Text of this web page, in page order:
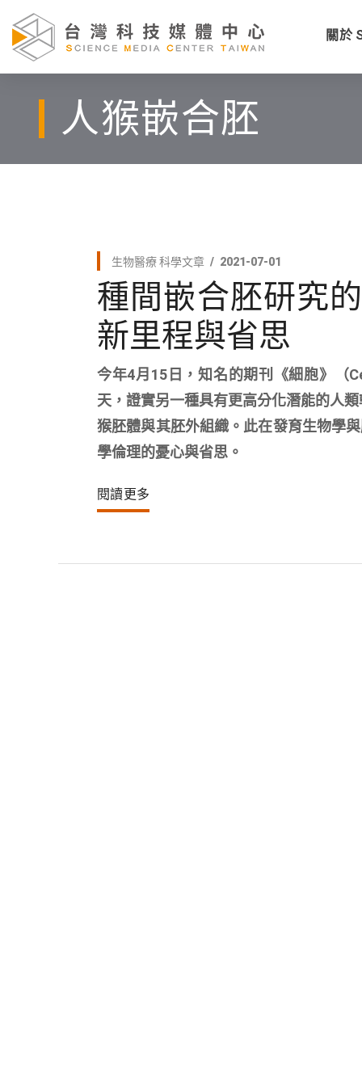
關於
人猴嵌合胚
生物醫療科學文章 2021-07-01
種間嵌合胚研究
新里程與省思
今年4月15日，知名的期刊《細胞》（
天，證實另一種具有更高分化潛能的人
猴胚體與其胚外組織。此在發育生物學
學倫理的憂心與省思。
閱讀更多